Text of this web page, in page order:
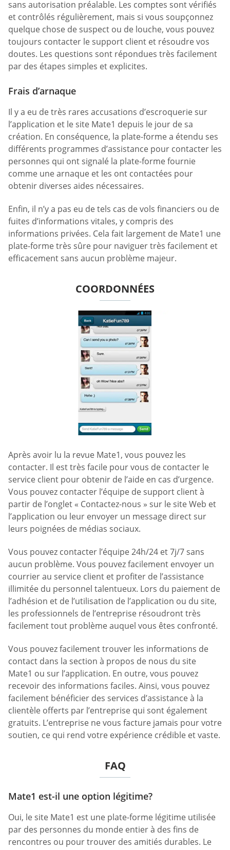
sans autorisation préalable. Les comptes sont vérifiés
et contrôlés régulièrement, mais si vous soupçonnez
quelque chose de suspect ou de louche, vous pouvez
toujours contacter le support client et résoudre vos
doutes. Les questions sont répondues très facilement
par des étapes simples et explicites.
Frais d’arnaque
Il y a eu de très rares accusations d’escroquerie sur
l’application et le site Mate1 depuis le jour de sa
création. En conséquence, la plate-forme a étendu ses
différents programmes d’assistance pour contacter les
personnes qui ont signalé la plate-forme fournie
comme une arnaque et les ont contactées pour
obtenir diverses aides nécessaires.
Enfin, il n’y a pas eu de tels cas de vols financiers ou de
fuites d’informations vitales, y compris des
informations privées. Cela fait largement de Mate1 une
plate-forme très sûre pour naviguer très facilement et
efficacement sans aucun problème majeur.
COORDONNÉES
Après avoir lu la revue Mate1, vous pouvez les
contacter. Il est très facile pour vous de contacter le
service client pour obtenir de l’aide en cas d’urgence.
Vous pouvez contacter l’équipe de support client à
partir de l’onglet « Contactez-nous » sur le site Web et
l’application ou leur envoyer un message direct sur
leurs poignées de médias sociaux.
Vous pouvez contacter l’équipe 24h/24 et 7j/7 sans
aucun problème. Vous pouvez facilement envoyer un
courrier au service client et profiter de l’assistance
illimitée du personnel talentueux. Lors du paiement de
l’adhésion et de l’utilisation de l’application ou du site,
les professionnels de l’entreprise résoudront très
facilement tout problème auquel vous êtes confronté.
Vous pouvez facilement trouver les informations de
contact dans la section à propos de nous du site
Mate1 ou sur l’application. En outre, vous pouvez
recevoir des informations faciles. Ainsi, vous pouvez
facilement bénéficier des services d’assistance à la
clientèle offerts par l’entreprise qui sont également
gratuits. L’entreprise ne vous facture jamais pour votre
soutien, ce qui rend votre expérience crédible et vaste.
FAQ
Mate1 est-il une option légitime?
Oui, le site Mate1 est une plate-forme légitime utilisée
par des personnes du monde entier à des fins de
rencontres ou pour trouver des amitiés durables. Le